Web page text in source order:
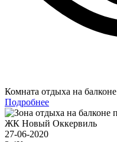
Комната отдыха на балконе
Подробнее
ЖК Новый Оккервиль
27-06-2020